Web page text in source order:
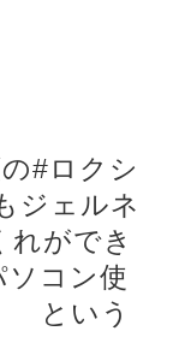
#ロクシ
ジェルネ
ができ
コン使
という